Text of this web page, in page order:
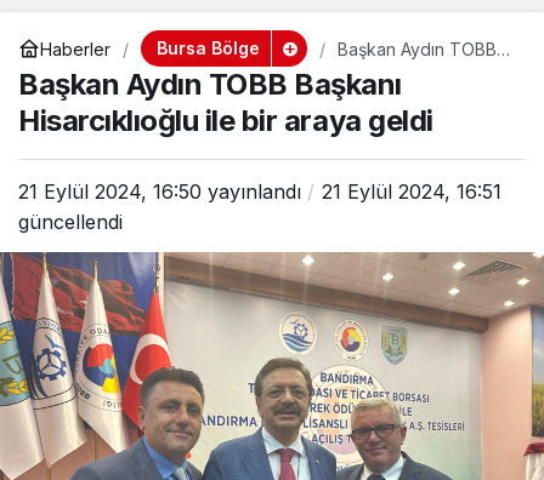
Haberler Bursa Bölge
Başkan Aydın TOBB
Başkanı Hisarcıklıoğlu
ile bir araya geldi
Başkan Aydın TOBB Başkanı
Hisarcıklıoğlu ile bir araya geldi
21 Eylül 2024, 16:50 yayınlandı
21 Eylül 2024, 16:51
güncellendi